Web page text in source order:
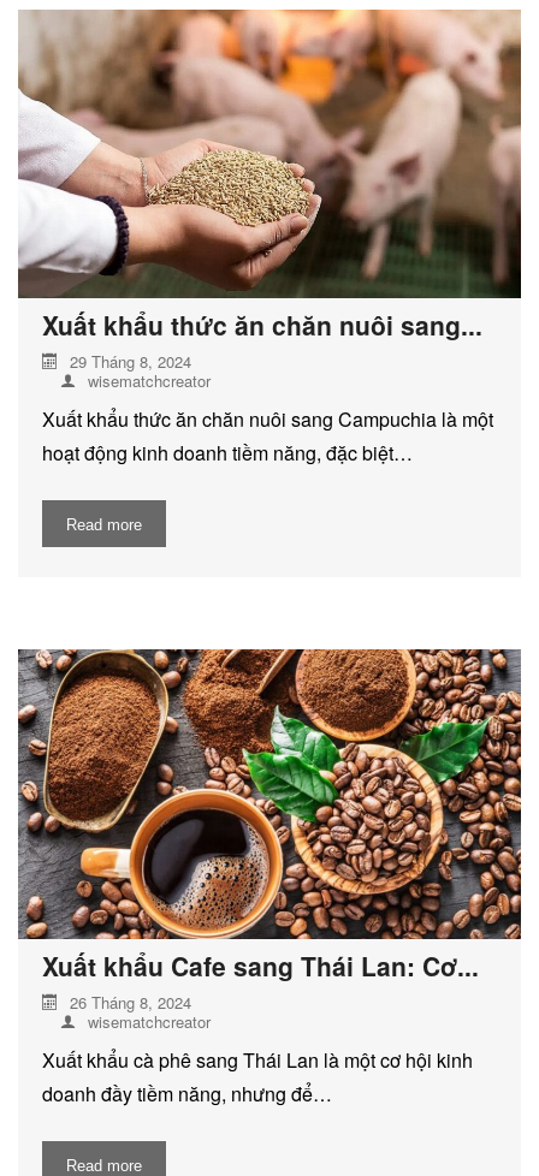
Xuất khẩu thức ăn chăn nuôi sang...
29 Tháng 8, 2024
wisematchcreator
Xuất khẩu thức ăn chăn nuôi sang Campuchia là một
hoạt động kinh doanh tiềm năng, đặc biệt…
Read more
Xuất khẩu Cafe sang Thái Lan: Cơ...
26 Tháng 8, 2024
wisematchcreator
Xuất khẩu cà phê sang Thái Lan là một cơ hội kinh
doanh đầy tiềm năng, nhưng để…
Read more
DỊCH VỤ KIỂM KÊ KHÍ THẢI NHÀ
KÍNH